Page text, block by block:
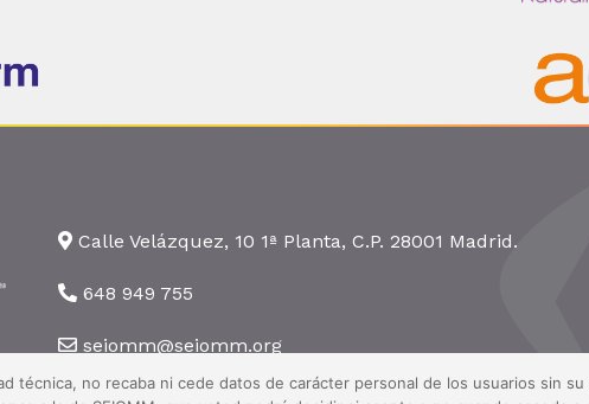
Calle Velázquez, 10 1ª Planta, C.P. 28001 Madrid.
648 949 755
seiomm@seiomm.org
técnica, no recaba ni cede datos de carácter personal de los usuarios sin